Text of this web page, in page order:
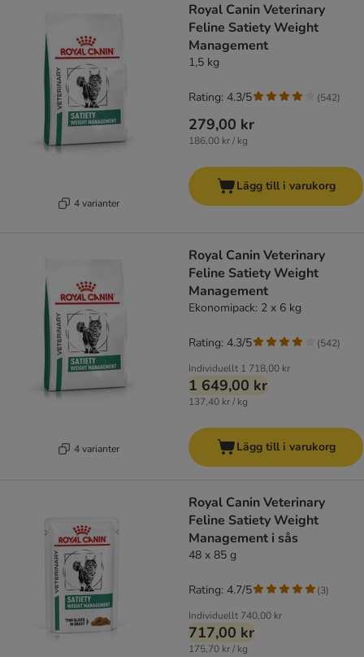
4 varianter
Royal Canin Veterinary
Feline Satiety Weight
Management
1,5 kg
279,00 kr
186,00 kr / kg
Rating: 4.3/5 (542)
Lägg till i varukorg
4 varianter
Royal Canin Veterinary
Feline Satiety Weight
Management
Ekonomipack: 2 x 6 kg
Individuellt 1 718,00 kr
1 649,00 kr
137,40 kr / kg
Rating: 4.3/5 (542)
Lägg till i varukorg
Royal Canin Veterinary
Feline Satiety Weight
Management i sås
48 x 85 g
Individuellt 740,00 kr
717,00 kr
175,70 kr / kg
Rating: 4.7/5 (3)